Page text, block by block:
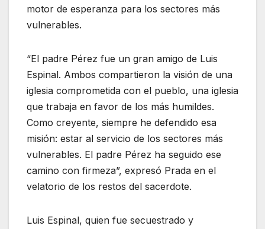
motor de esperanza para los sectores más
vulnerables.
“El padre Pérez fue un gran amigo de Luis
Espinal. Ambos compartieron la visión de una
iglesia comprometida con el pueblo, una iglesia
que trabaja en favor de los más humildes.
Como creyente, siempre he defendido esa
misión: estar al servicio de los sectores más
vulnerables. El padre Pérez ha seguido ese
camino con firmeza”, expresó Prada en el
velatorio de los restos del sacerdote.
Luis Espinal, quien fue secuestrado y